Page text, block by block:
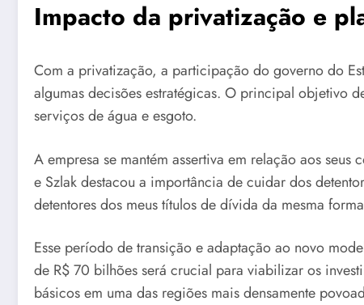
Impacto da privatização e
Com a privatização, a participação do governo do
algumas decisões estratégicas. O principal objetivo
serviços de água e esgoto.
A empresa se mantém assertiva em relação aos
e Szlak destacou a importância de cuidar dos
detentores dos meus títulos de dívida da mesma
Esse período de transição e adaptação ao novo
de R$ 70 bilhões será crucial para viabilizar os
básicos em uma das regiões mais densamente